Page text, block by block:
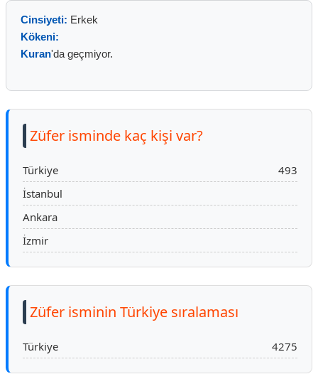
Cinsiyeti: Erkek
Kökeni:
Kuran'da geçmiyor.
Züfer isminde kaç kişi var?
Türkiye
493
İstanbul
Ankara
İzmir
Züfer isminin Türkiye sıralaması
Türkiye 4275